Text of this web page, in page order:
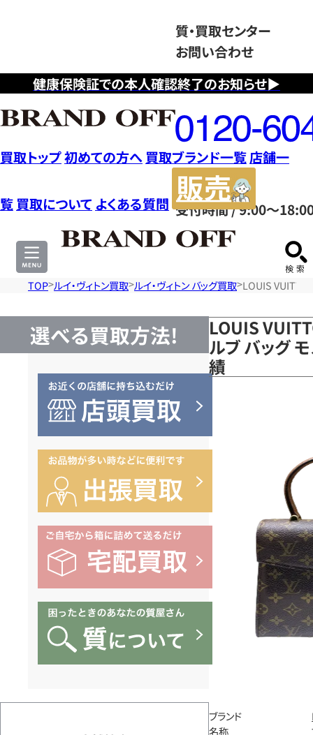
健康保険証での本人確認終了のお知らせ▶
質・買取センター
お問い合わせ
フ
リ
ー
ダ
イ
ヤ
ル
0120604117
受付時間 / 9:00～
買取トップ初めての方へ 買取ブランド一覧店舗一
覧 買取について よくある質問
サ
TOP ルイ・ヴィトン買取 ルイ・ヴィトン バッグ買取 LOUIS
選べる買取方法!
LOUIS
ルブ バッグ
績
ブランド
名称